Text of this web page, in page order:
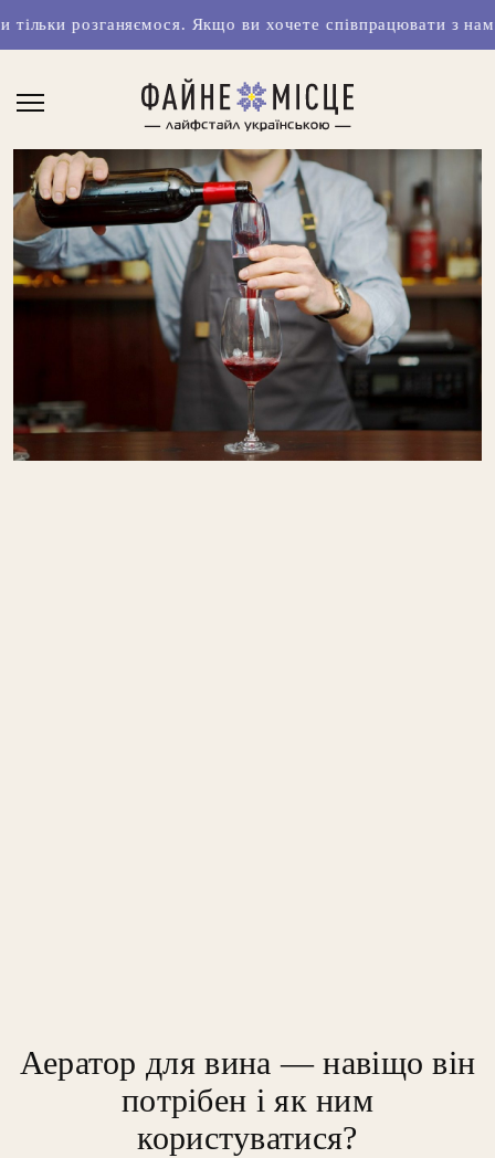
Якщо ви хочете співпрацювати з нами чи маєте
Аератор для вина — навіщо він
потрібен і як ним
користуватися?